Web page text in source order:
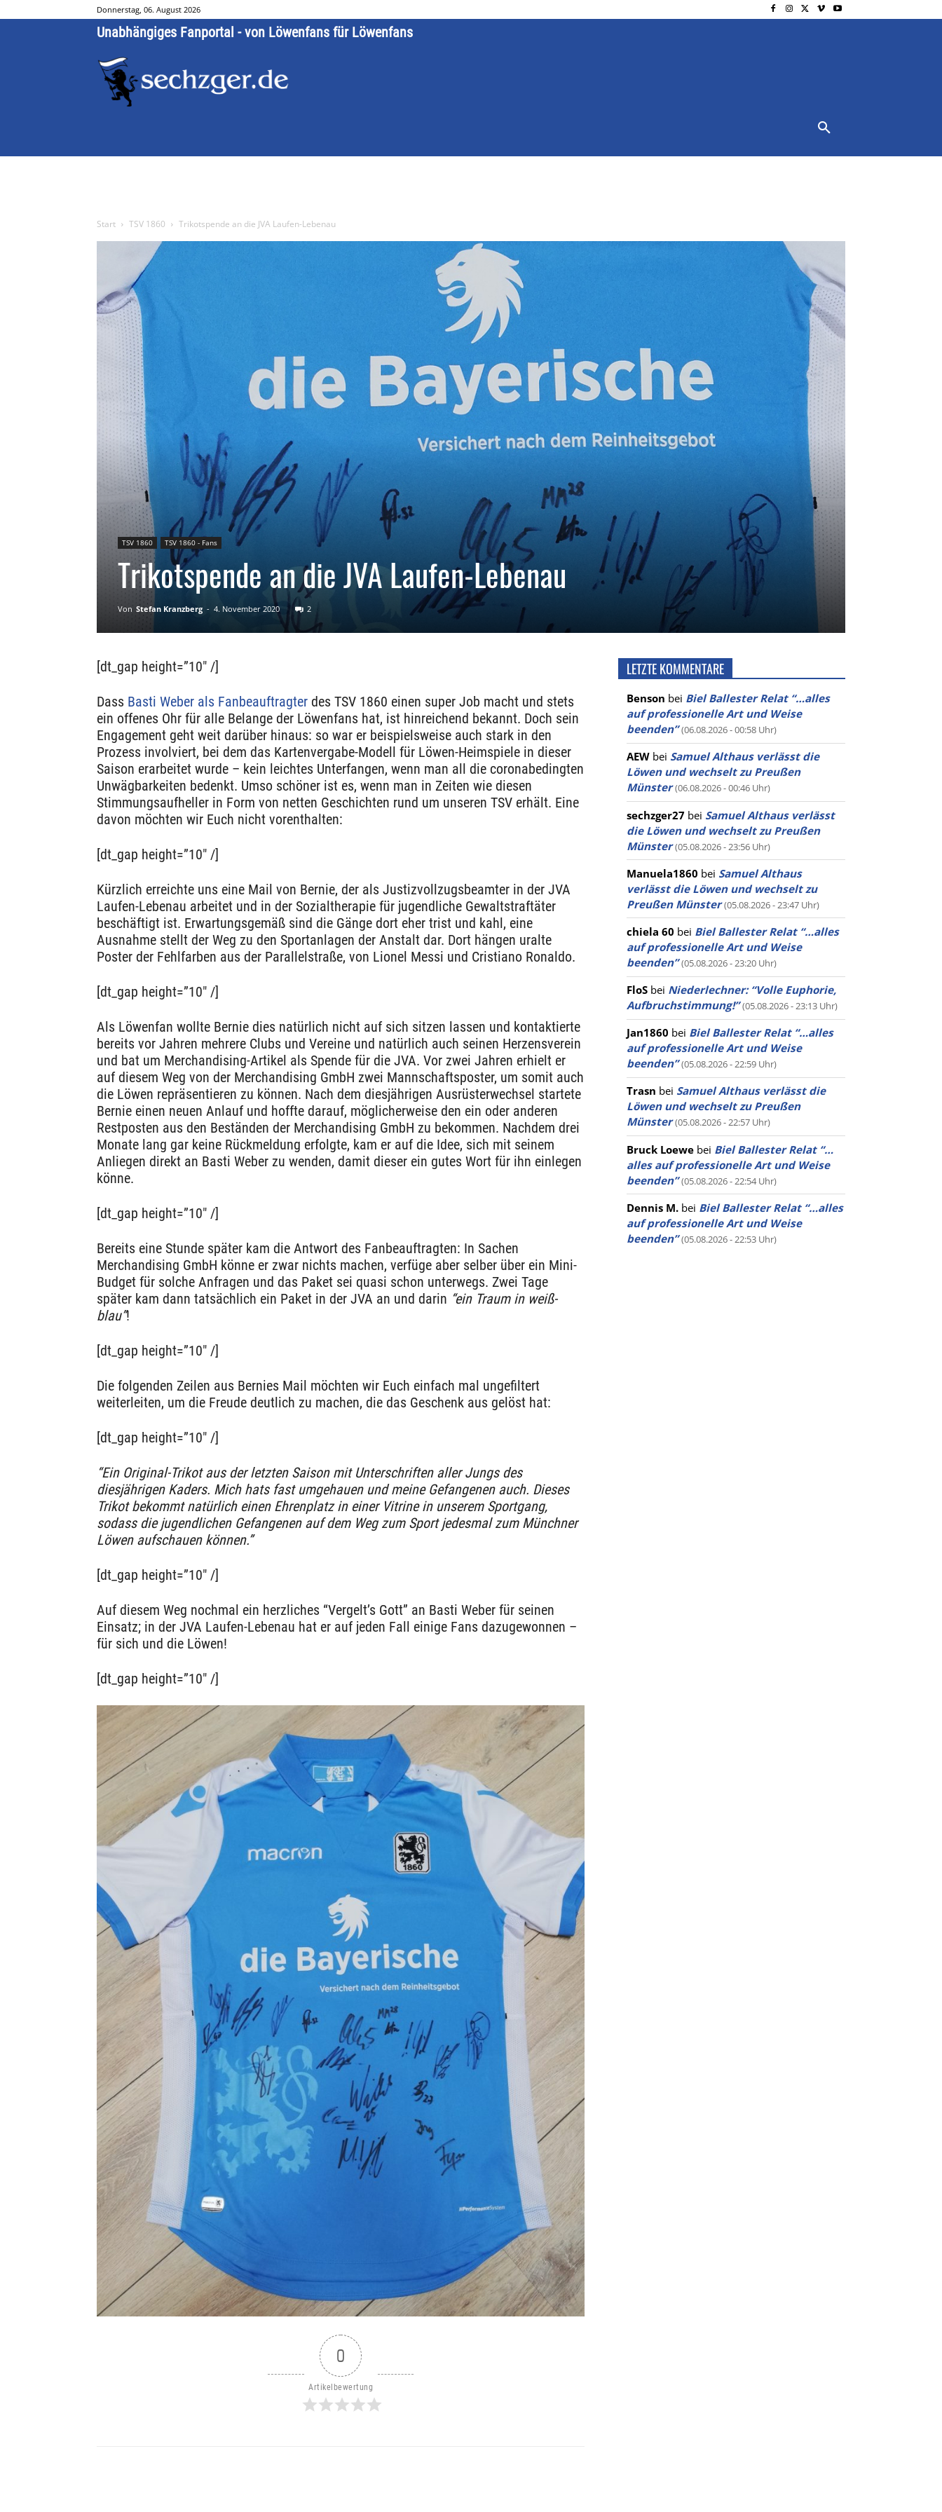
Donnerstag, 06. August 2026
Unabhängiges Fanportal - von Löwenfans für Löwenfans
Start TSV 1860 Trikotspende an die JVA Laufen-Lebenau
TSV 1860 TSV 1860 - Fans
Trikotspende an die JVA Laufen-Lebenau
Von Stefan Kranzberg - 4. November 2020 2
[dt_gap height=”10″ /]
Dass Basti Weber als Fanbeauftragter des TSV 1860 einen super Job macht und stets
ein offenes Ohr für alle Belange der Löwenfans hat, ist hinreichend bekannt. Doch sein
Engagement geht weit darüber hinaus: so war er beispielsweise auch stark in den
Prozess involviert, bei dem das Kartenvergabe-Modell für Löwen-Heimspiele in dieser
Saison erarbeitet wurde – kein leichtes Unterfangen, wenn man all die coronabedingten
Unwägbarkeiten bedenkt. Umso schöner ist es, wenn man in Zeiten wie diesen
Stimmungsaufheller in Form von netten Geschichten rund um unseren TSV erhält. Eine
davon möchten wir Euch nicht vorenthalten:
[dt_gap height=”10″ /]
Kürzlich erreichte uns eine Mail von Bernie, der als Justizvollzugsbeamter in der JVA
Laufen-Lebenau arbeitet und in der Sozialtherapie für jugendliche Gewaltstraftäter
beschäftigt ist. Erwartungsgemäß sind die Gänge dort eher trist und kahl, eine
Ausnahme stellt der Weg zu den Sportanlagen der Anstalt dar. Dort hängen uralte
Poster der Fehlfarben aus der Parallelstraße, von Lionel Messi und Cristiano Ronaldo.
[dt_gap height=”10″ /]
Als Löwenfan wollte Bernie dies natürlich nicht auf sich sitzen lassen und kontaktierte
bereits vor Jahren mehrere Clubs und Vereine und natürlich auch seinen Herzensverein
und bat um Merchandising-Artikel als Spende für die JVA. Vor zwei Jahren erhielt er
auf diesem Weg von der Merchandising GmbH zwei Mannschaftsposter, um somit auch
die Löwen repräsentieren zu können. Nach dem diesjährigen Ausrüsterwechsel startete
Bernie einen neuen Anlauf und hoffte darauf, möglicherweise den ein oder anderen
Restposten aus den Beständen der Merchandising GmbH zu bekommen. Nachdem drei
Monate lang gar keine Rückmeldung erfolgte, kam er auf die Idee, sich mit seinem
Anliegen direkt an Basti Weber zu wenden, damit dieser ein gutes Wort für ihn einlegen
könne.
[dt_gap height=”10″ /]
Bereits eine Stunde später kam die Antwort des Fanbeauftragten: In Sachen
Merchandising GmbH könne er zwar nichts machen, verfüge aber selber über ein Mini-
Budget für solche Anfragen und das Paket sei quasi schon unterwegs. Zwei Tage
später kam dann tatsächlich ein Paket in der JVA an und darin “ein Traum in weiß-
blau”!
[dt_gap height=”10″ /]
Die folgenden Zeilen aus Bernies Mail möchten wir Euch einfach mal ungefiltert
weiterleiten, um die Freude deutlich zu machen, die das Geschenk aus gelöst hat:
[dt_gap height=”10″ /]
“Ein Original-Trikot aus der letzten Saison mit Unterschriften aller Jungs des
diesjährigen Kaders. Mich hats fast umgehauen und meine Gefangenen auch. Dieses
Trikot bekommt natürlich einen Ehrenplatz in einer Vitrine in unserem Sportgang,
sodass die jugendlichen Gefangenen auf dem Weg zum Sport jedesmal zum Münchner
Löwen aufschauen können.”
[dt_gap height=”10″ /]
Auf diesem Weg nochmal ein herzliches “Vergelt’s Gott” an Basti Weber für seinen
Einsatz; in der JVA Laufen-Lebenau hat er auf jeden Fall einige Fans dazugewonnen –
für sich und die Löwen!
[dt_gap height=”10″ /]
0
Artikelbewertung
LETZTE KOMMENTARE
Benson bei Biel Ballester Relat “…alles
auf professionelle Art und Weise
beenden” (06.08.2026 - 00:58 Uhr)
AEW bei Samuel Althaus verlässt die
Löwen und wechselt zu Preußen
Münster (06.08.2026 - 00:46 Uhr)
sechzger27 bei Samuel Althaus verlässt
die Löwen und wechselt zu Preußen
Münster (05.08.2026 - 23:56 Uhr)
Manuela1860 bei Samuel Althaus
verlässt die Löwen und wechselt zu
Preußen Münster (05.08.2026 - 23:47 Uhr)
chiela 60 bei Biel Ballester Relat “…alles
auf professionelle Art und Weise
beenden” (05.08.2026 - 23:20 Uhr)
FloS bei Niederlechner: “Volle Euphorie,
Aufbruchstimmung!” (05.08.2026 - 23:13 Uhr)
Jan1860 bei Biel Ballester Relat “…alles
auf professionelle Art und Weise
beenden” (05.08.2026 - 22:59 Uhr)
Trasn bei Samuel Althaus verlässt die
Löwen und wechselt zu Preußen
Münster (05.08.2026 - 22:57 Uhr)
Bruck Loewe bei Biel Ballester Relat “…
alles auf professionelle Art und Weise
beenden” (05.08.2026 - 22:54 Uhr)
Dennis M. bei Biel Ballester Relat “…alles
auf professionelle Art und Weise
beenden” (05.08.2026 - 22:53 Uhr)